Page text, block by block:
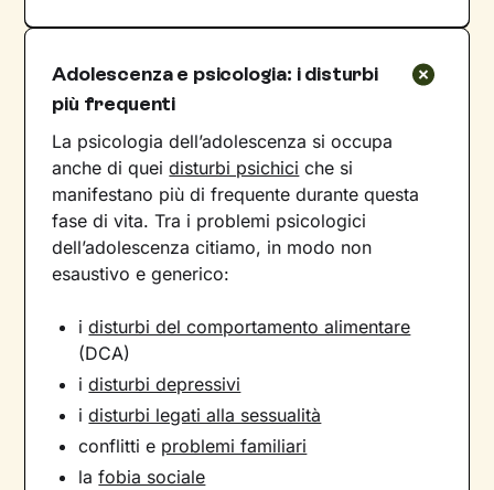
Adolescenza e psicologia: i disturbi
più frequenti
La psicologia dell’adolescenza si occupa
anche di queidisturbi psichici che si
manifestano più di frequente durante questa
fase di vita. Tra i problemi psicologici
dell’adolescenza citiamo, in modo non
esaustivo e generico:
idisturbi del comportamento alimentare
(DCA)
idisturbi depressivi
idisturbi legati alla sessualità
conflitti e problemi familiari
lafobia sociale